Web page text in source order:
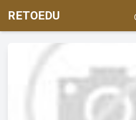
RETOEDU